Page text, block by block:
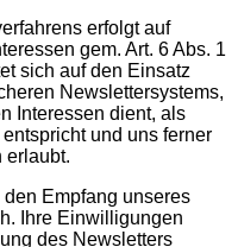
erfolgt auf
gem. Art. 6 Abs. 1
sich auf den Einsatz
Newslettersystems,
Interessen dient, als
und uns ferner
erlaubt.
Empfang unseres
Ihre Einwilligungen
des Newsletters